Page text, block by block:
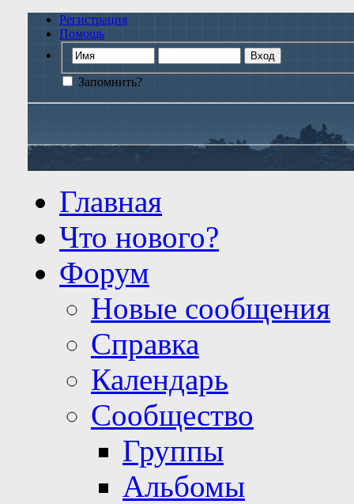
Регистрация
Помощь
Запомнить?
Главная
Что нового?
Форум
Новые сообщения
Справка
Календарь
Сообщество
Группы
Альбомы